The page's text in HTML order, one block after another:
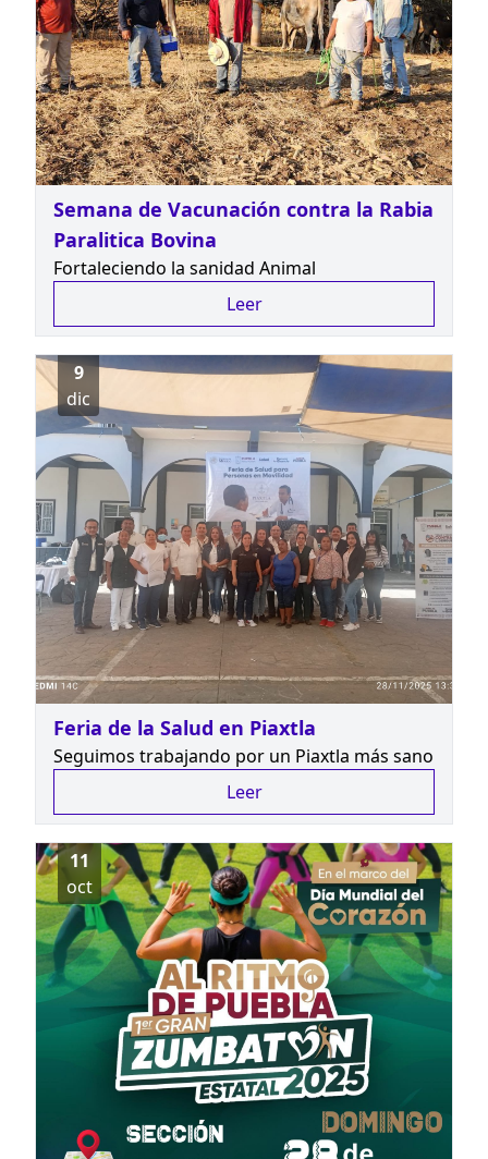
Semana de Vacunación contra la Rabia
Paralitica Bovina
Fortaleciendo la sanidad Animal
Leer
9
dic
Feria de la Salud en Piaxtla
Seguimos trabajando por un Piaxtla más sano
Leer
11
oct